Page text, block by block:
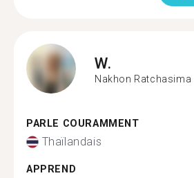
W.
Nakhon Ratchasima
PARLE COURAMMENT
Thaïlandais
APPREND